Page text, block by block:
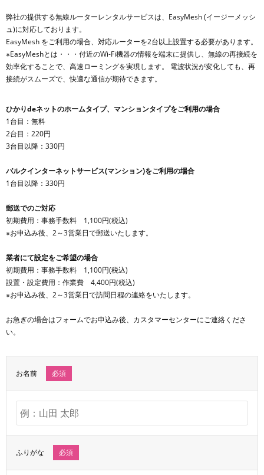
弊社の提供する無線ルーターレンタルサービスは、EasyMesh (イージーメッシ
ュ)に対応しております。
EasyMesh をご利用の場合、対応ルーターを2台以上設置する必要があります。
※EasyMeshとは・・・付近のWi-Fi機器の情報を端末に提供し、無線の再接続を
効率化することで、高速ローミングを実現します。 電波状況が変化しても、再
接続がスムーズで、快適な通信が期待できます。
ひかりdeネットのホームタイプ、マンションタイプをご利用の場合
1台目：無料
2台目：220円
3台目以降：330円
バルクインターネットサービス(マンション)をご利用の場合
1台目以降：330円
郵送でのご対応
初期費用：事務手数料 1,100円(税込)
※お申込み後、2～3営業日で郵送いたします。
業者にて設定をご希望の場合
初期費用：事務手数料 1,100円(税込)
設置・設定費用：作業費 4,400円(税込)
※お申込み後、2～3営業日で訪問日程の連絡をいたします。
お急ぎの場合はフォームでお申込み後、カスタマーセンターにご連絡くださ
い。
お名前 必須
ふりがな 必須